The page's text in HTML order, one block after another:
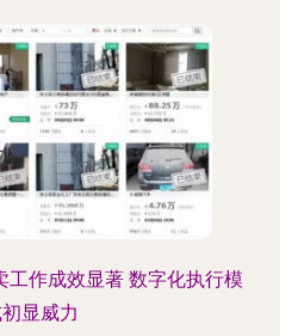
工作成效显著 数字化执行模
显威力